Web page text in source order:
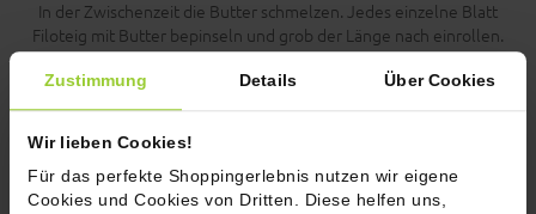
Zustimmung Details Über Cookies
Wir lieben Cookies!
Für das perfekte Shoppingerlebnis nutzen wir eigene
Cookies und Cookies von Dritten. Diese helfen uns,
In der Zwischenzeit die Butter schmelzen. Jedes einzelne Blatt
Filoteig mit Butter bepinseln und grob der Länge nach einrollen.
4
In eine Auflaufform eine Kelle Sauce hineingeben und die
Strudelteigblätter schneckenförmig einrollen und hineinsetzen.